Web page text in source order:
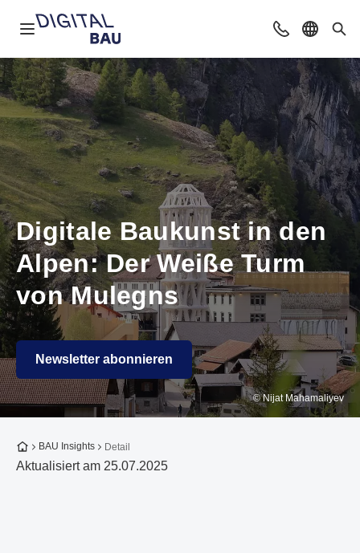
Navigation öffnen Beratung &
Sprache
Digitale Baukunst in den
Alpen: Der Weiße Turm
von Mulegns
Newsletter abonnieren
© Nijat Mahamaliyev
Zur Startseite
BAU Insights Detail
Aktualisiert am 25.07.2025